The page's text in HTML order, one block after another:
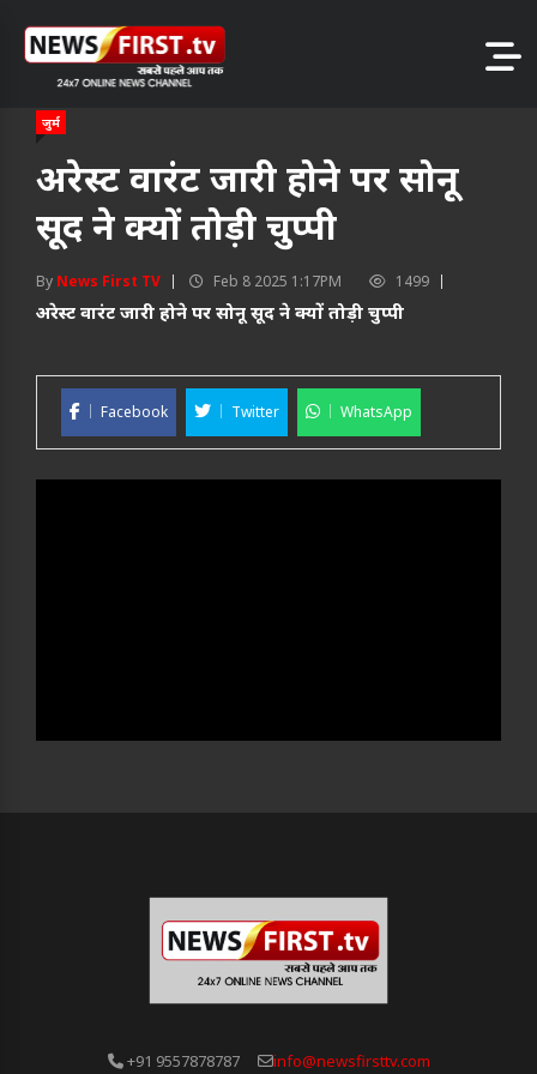
जुर्म
अरेस्ट वारंट जारी होने पर सोनू
सूद ने क्यों तोड़ी चुप्पी
By News First TV Feb 8 2025 1:17PM 1499
अरेस्ट वारंट जारी होने पर सोनू सूद ने क्यों तोड़ी चुप्पी
Facebook Twitter WhatsApp
+91 9557878787 info@newsfirsttv.com